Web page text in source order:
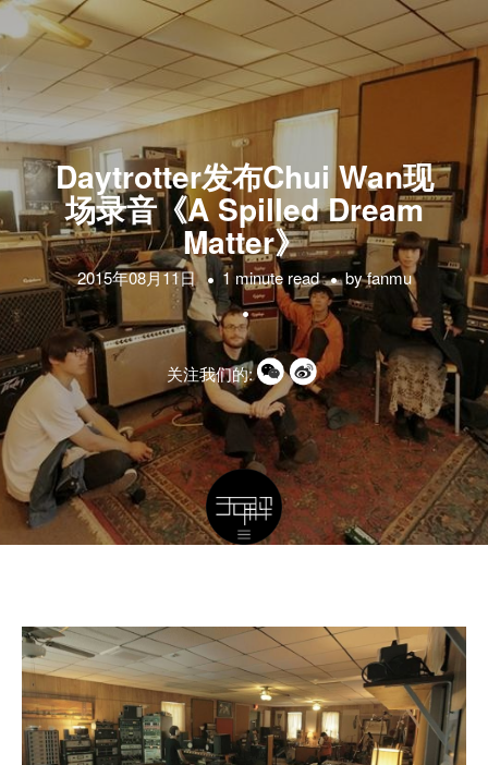
Daytrotter发布Chui Wan现
场录音《A Spilled Dream
Matter》
2015年08月11日 1 minute read byfanmu
关注我们的: